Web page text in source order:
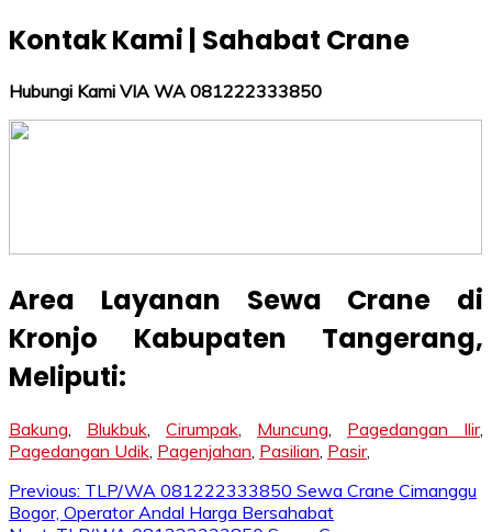
Kontak Kami | Sahabat Crane
Hubungi Kami VIA WA 081222333850
Area Layanan Sewa Crane di
Kronjo Kabupaten Tangerang,
Meliputi:
Bakung, Blukbuk, Cirumpak, Muncung, Pagedangan Ilir,
Pagedangan Udik, Pagenjahan, Pasilian, Pasir,
Post
Previous: TLP/WA 081222333850 Sewa Crane Cimanggu
Bogor, Operator Andal Harga Bersahabat